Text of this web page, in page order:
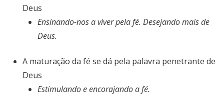
Deus
Ensinando-nos a viver pela fé. Desejando mais de
Deus.
A maturação da fé se dá pela palavra penetrante de
Deus
Estimulando e encorajando a fé.